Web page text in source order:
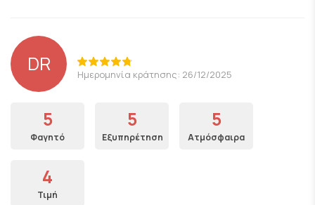
DR Ημερομηνία κράτησης: 26/12/2025
5
Φαγητό
5
Εξυπηρέτηση
5
Ατμόσφαιρα
4
Τιμή